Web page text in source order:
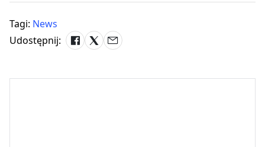
Tagi: News
Udostępnij: